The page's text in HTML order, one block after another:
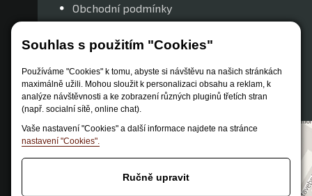
Souhlas s použitím "Cookies"
Používáme "Cookies" k tomu, abyste si návštěvu na našich stránkách
maximálně užili. Mohou sloužit k personalizaci obsahu a reklam, k
analýze návštěvnosti a ke zobrazení různých pluginů třetích stran
(např. socialní sítě, online chat).
Vaše nastavení "Cookies" a další informace najdete na stránce
nastavení "Cookies".
Ručně upravit
Obchodní podmínky
Zastoupení značek
Reklamační řád
Nastavení soukromí